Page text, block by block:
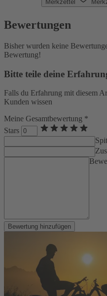
Merkzettel
Bewertungen
Bisher wurden keine
Bewertung!
Bitte teile deine
Falls du Erfahrung mit diesem
Kunden wissen
Meine Gesamtbewertung *
Stars
Bewertung hinzufügen